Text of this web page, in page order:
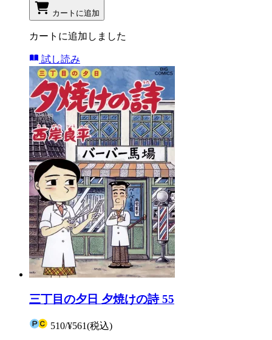
カートに追加
カートに追加しました
試し読み
三丁目の夕日 夕焼けの詩 55
510/¥561(税込)